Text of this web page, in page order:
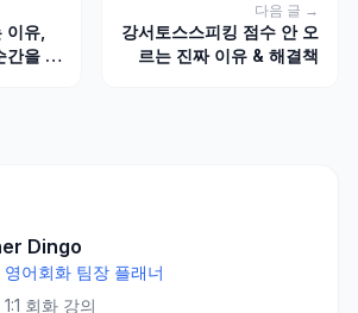
유,
간을 줄
다음 글 →
강서토스스피킹 점수 안 오
르는 진짜 이유 & 해결책
Dingo
영어회화 팀장 플래너
회화 강의